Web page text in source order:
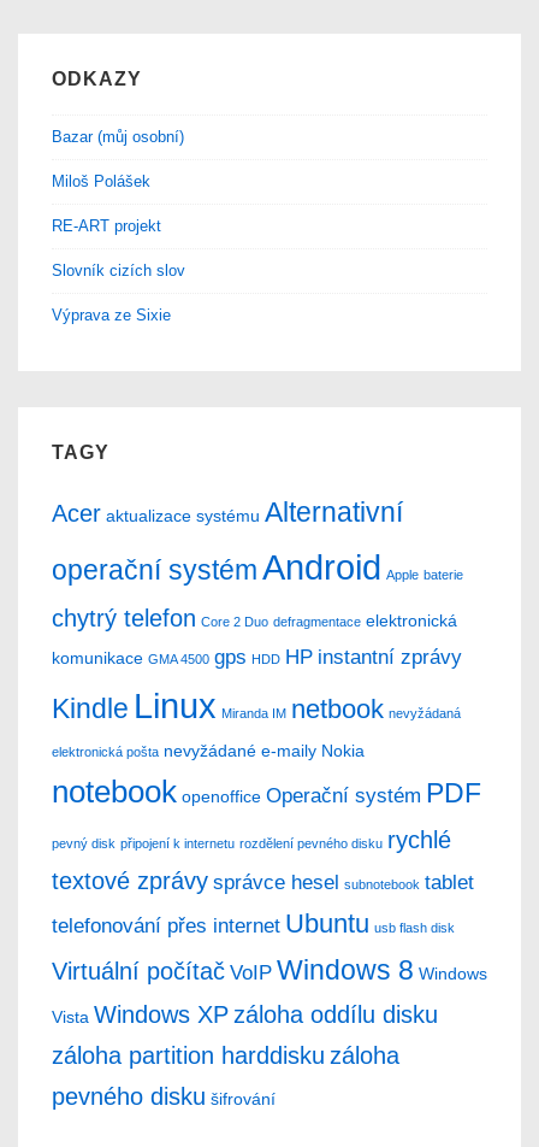
ODKAZY
Bazar (můj osobní)
Miloš Polášek
RE-ART projekt
Slovník cizích slov
Výprava ze Sixie
TAGY
Acer aktualizace systému Alternativní
operační systémAndroid Apple baterie
chytrý telefon Core 2 Duo defragmentace elektronická
komunikace GMA 4500 gps HDD HP instantní zprávy
Kindle Linux Miranda IM netbook nevyžádaná
elektronická pošta nevyžádané e-maily Nokia
notebook openoffice Operační systém PDF
pevný disk připojení k internetu rozdělení pevného disku rychlé
textové zprávy správce hesel subnotebook tablet
telefonování přes internet Ubuntu usb flash disk
Virtuální počítač VoIP Windows 8 Windows
Vista Windows XP záloha oddílu disku
záloha partition harddisku záloha
pevného disku šifrování